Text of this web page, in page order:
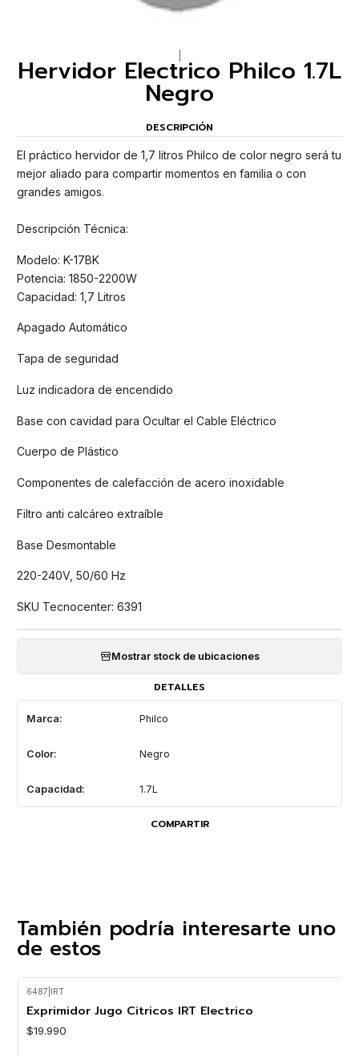
Hervidor Electrico Philco 1.7L
Negro
DESCRIPCIÓN
El práctico hervidor de 1,7 litros Philco de color negro será tu
mejor aliado para compartir momentos en familia o con
grandes amigos.
Descripción Técnica:
Modelo: K-17BK
Potencia: 1850-2200W
Capacidad: 1,7 Litros
Apagado Automático
Tapa de seguridad
Luz indicadora de encendido
Base con cavidad para Ocultar el Cable Eléctrico
Cuerpo de Plástico
Componentes de calefacción de acero inoxidable
Filtro anti calcáreo extraíble
Base Desmontable
220-240V, 50/60 Hz
SKU Tecnocenter: 6391
Mostrar stock de ubicaciones
DETALLES
Marca: Philco
Color: Negro
Capacidad: 1.7L
COMPARTIR
También podría interesarte uno
de estos
6487 IRT
Exprimidor Jugo Citricos IRT Electrico
$19.990